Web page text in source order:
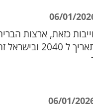
כזאת, ארצות